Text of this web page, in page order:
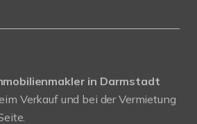
in Darmstadt
Verkauf und bei der Vermietung